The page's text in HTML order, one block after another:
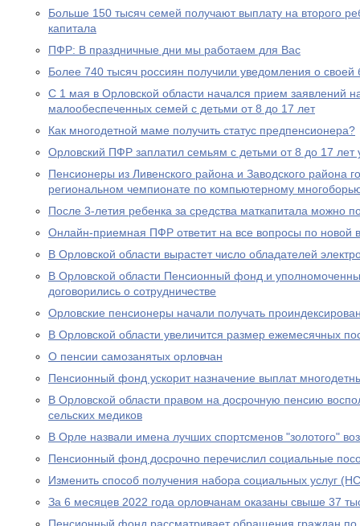
Больше 150 тысяч семей получают выплату на второго
капитала
ПФР: В праздничные дни мы работаем для Вас
Более 740 тысяч россиян получили уведомления о
С 1 мая в Орловской области начался прием заявлений
малообеспеченных семей с детьми от 8 до 17 лет
Как многодетной маме получить статус предпенсионера?
Орловский ПФР заплатил семьям с детьми от 8 до 17
Пенсионеры из Ливенского района и Заводского района
региональном чемпионате по компьютерному
После 3-летия ребенка за средства маткапитала можно
Онлайн-приемная ПФР ответит на все вопросы по новой
В Орловской области вырастет число обладателей
В Орловской области Пенсионный фонд и
договорились о сотрудничестве
Орловские пенсионеры начали получать
В Орловской области увеличится размер ежемесячных
О пенсии самозанятых орловчан
Пенсионный фонд ускорит назначение выплат
В Орловской области правом на досрочную пенсию
сельских медиков
В Орле назвали имена лучших спортсменов "золотого"
Пенсионный фонд досрочно перечислил социальные
Изменить способ получения набора социальных услуг
За 6 месяцев 2022 года орловчанам оказаны свыше 37